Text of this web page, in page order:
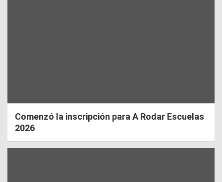
Comenzó la inscripción para A Rodar Escuelas
2026